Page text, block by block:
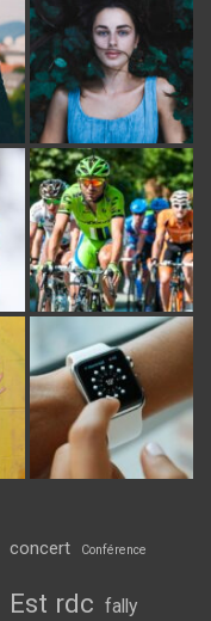
concert Conférence
Est rdc fally